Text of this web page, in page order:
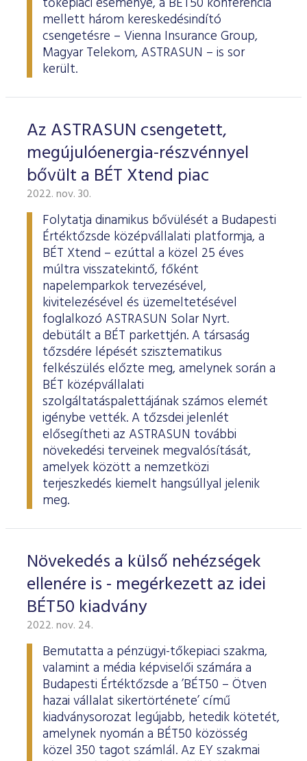
mellett három kereskedésindító
csengetésre – Vienna Insurance Group,
Magyar Telekom, ASTRASUN – is sor
került.
Az ASTRASUN csengetett,
megújulóenergia-részvénnyel
bővült a BÉT Xtend piac
2022. nov. 30.
Folytatja dinamikus bővülését a Budapesti
Értéktőzsde középvállalati platformja, a
BÉT Xtend – ezúttal a közel 25 éves
múltra visszatekintő, főként
napelemparkok tervezésével,
kivitelezésével és üzemeltetésével
foglalkozó ASTRASUN Solar Nyrt.
debütált a BÉT parkettjén. A társaság
tőzsdére lépését szisztematikus
felkészülés előzte meg, amelynek során a
BÉT középvállalati
szolgáltatáspalettájának számos elemét
igénybe vették. A tőzsdei jelenlét
elősegítheti az ASTRASUN további
növekedési terveinek megvalósítását,
amelyek között a nemzetközi
terjeszkedés kiemelt hangsúllyal jelenik
meg.
Növekedés a külső nehézségek
ellenére is - megérkezett az idei
BÉT50 kiadvány
2022. nov. 24.
Bemutatta a pénzügyi-tőkepiaci szakma,
valamint a média képviselői számára a
Budapesti Értéktőzsde a ’BÉT50 – Ötven
hazai vállalat sikertörténete’ című
kiadványsorozat legújabb, hetedik kötetét,
amelynek nyomán a BÉT50 közösség
közel 350 tagot számlál. Az EY szakmai